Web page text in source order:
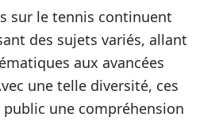
sur le tennis continuent
des sujets variés, allant
aux avancées
une telle diversité, ces
une compréhension